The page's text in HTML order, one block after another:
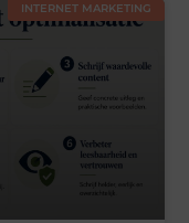
INTERNET MARKETING